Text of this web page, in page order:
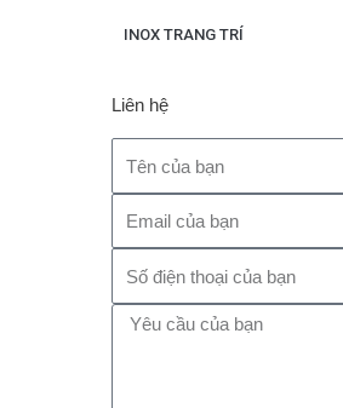
INOX TRANG TRÍ
Liên hệ